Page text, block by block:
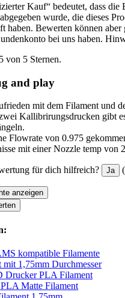
Kauf“ bedeutet, dass die
wurde, die dieses
haben. Bewerten können aber
bei uns haben.
von 5 Sternen.
and play
mit dem Filament und
Kallibrirungsdrucken gibt
Flowrate von 0.975
mit einer Nozzle temp von
für dich hilfreich? Ja
anzeigen
kompatible Filamente
1,75mm Durchmesser
Drucker PLA Filament
Matte Filament